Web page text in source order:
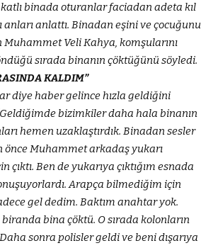
katlı binada oturanlar faciadan adeta kıl
anları anlattı. Binadan eşini ve çocuğunu
Muhammet Veli Kahya, komşularını
sırada binanın çöktüğünü söyledi.
KALDIM”
diye haber gelince hızla geldiğini
bizimkiler daha hala binanın
hemen uzaklaştırdık. Binadan sesler
önce Muhammet arkadaş yukarı
çıktı. Ben de yukarıya çıktığım esnada
Arapça bilmediğim için
gel dedim. Baktım anahtar yok.
biranda bina çöktü. O sırada kolonların
sonra polisler geldi ve beni dışarıya